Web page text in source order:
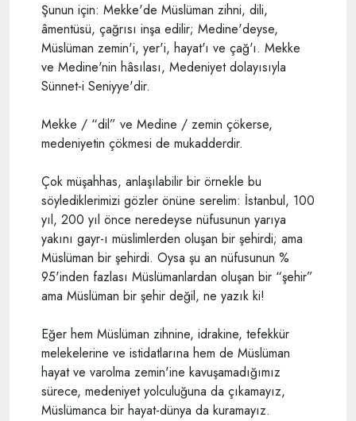
Şunun için: Mekke'de Müslüman zihni, dili,
âmentüsü, çağrısı inşa edilir; Medine'deyse,
Müslüman zemin'i, yer'i, hayat'ı ve çağ'ı. Mekke
ve Medine'nin hâsılası, Medeniyet dolayısıyla
Sünnet-i Seniyye'dir.
Mekke / “dil” ve Medine / zemin çökerse,
medeniyetin çökmesi de mukadderdir.
Çok müşahhas, anlaşılabilir bir örnekle bu
söylediklerimizi gözler önüne serelim: İstanbul, 100
yıl, 200 yıl önce neredeyse nüfusunun yarıya
yakını gayr-ı müslimlerden oluşan bir şehirdi; ama
Müslüman bir şehirdi. Oysa şu an nüfusunun %
95'inden fazlası Müslümanlardan oluşan bir “şehir”
ama Müslüman bir şehir değil, ne yazık ki!
Eğer hem Müslüman zihnine, idrakine, tefekkür
melekelerine ve istidatlarına hem de Müslüman
hayat ve varolma zemin'ine kavuşamadığımız
sürece, medeniyet yolculuğuna da çıkamayız,
Müslümanca bir hayat-dünya da kuramayız.